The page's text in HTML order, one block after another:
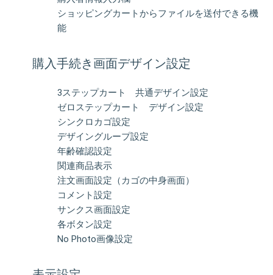
ショッピングカートからファイルを送付できる機
能
購入手続き画面デザイン設定
3ステップカート 共通デザイン設定
ゼロステップカート デザイン設定
シンクロカゴ設定
デザイングループ設定
年齢確認設定
関連商品表示
注文画面設定（カゴの中身画面）
コメント設定
サンクス画面設定
各ボタン設定
No Photo画像設定